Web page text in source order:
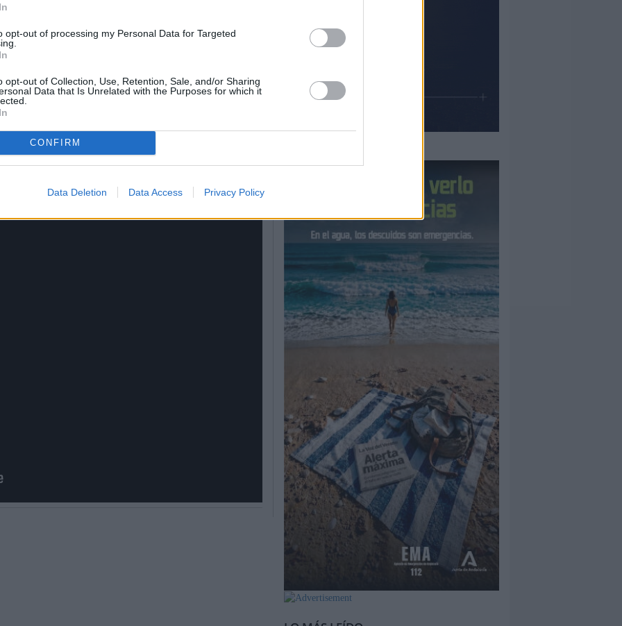
opt-out of processing my Personal Data for Targeted
opt-out of Collection, Use, Retention, Sale, and/or Sharing
Data that Is Unrelated with the Purposes for which it
CONFIRM
Data Deletion Data Access Privacy Policy